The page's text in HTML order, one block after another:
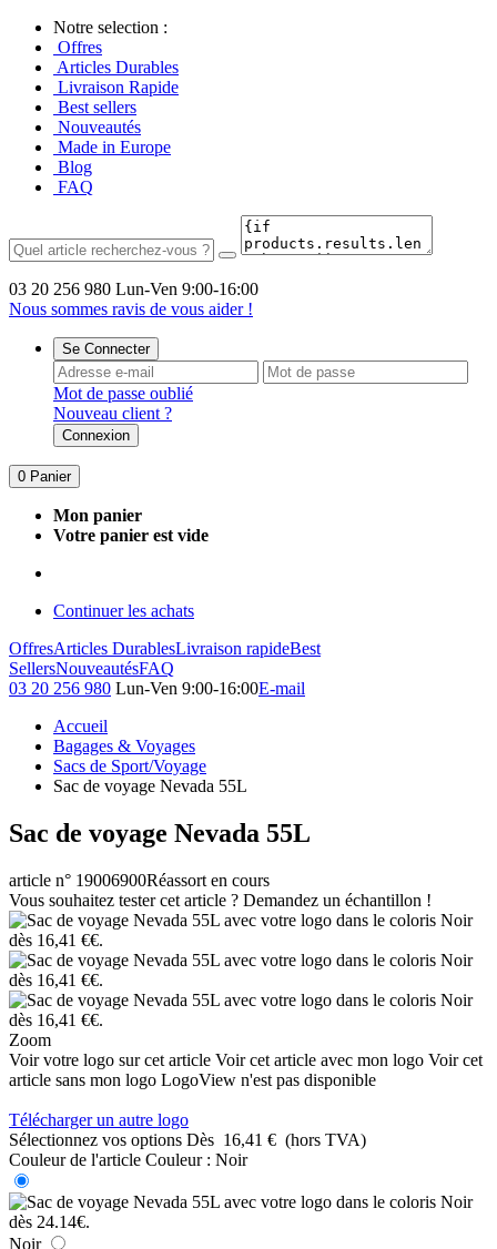
Notre selection :
Offres
Articles Durables
Livraison Rapide
Best sellers
Nouveautés
Made in Europe
Blog
FAQ
03 20 256 980 Lun-Ven 9:00-16:00
Nous sommes ravis de vous aider !
Se Connecter
Mot de passe oublié
Nouveau client ?
Connexion
0 Panier
Mon panier
Votre panier est vide
Continuer les achats
OffresArticles DurablesLivraison rapideBest
SellersNouveautésFAQ
03 20 256 980 Lun-Ven 9:00-16:00E-mail
Accueil
Bagages & Voyages
Sacs de Sport/Voyage
Sac de voyage Nevada 55L
Sac de voyage Nevada 55L
article n° 19006900Réassort en cours
Vous souhaitez tester cet article ? Demandez un échantillon !
Zoom
Voir votre logo sur cet article Voir cet article avec mon logo Voir cet
article sans mon logo LogoView n'est pas disponible
Télécharger un autre logo
Sélectionnez vos options Dès 16,41 € (hors TVA)
Couleur de l'article Couleur : Noir
Noir